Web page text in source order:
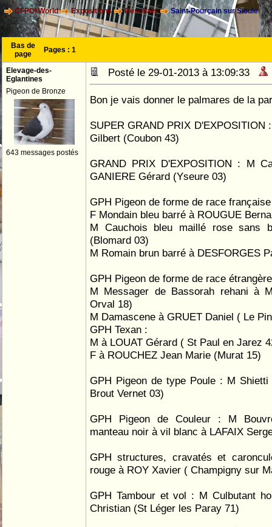
CFPOI World Expositions Résultats Saint-Pourçain sur Sioule
Bas de
page
Pages : 1
Elevage-des-
Eglantines
Pigeon de Bronze
643 messages postés
Posté le 29-01-2013 à 13:09:33
Bon je vais donner le palmares de la
SUPER GRAND PRIX D'EXPOSITION
Gilbert (Coubon 43)
GRAND PRIX D'EXPOSITION : M
GANIERE Gérard (Yseure 03)
GPH Pigeon de forme de race
F Mondain bleu barré à ROUGUE
M Cauchois bleu maillé rose sans
(Blomard 03)
M Romain brun barré à DESFORGES
GPH Pigeon de forme de race
M Messager de Bassorah rehani à
Orval 18)
M Damascene à GRUET Daniel ( Le
GPH Texan :
M à LOUAT Gérard ( St Paul en Jarez
F à ROUCHEZ Jean Marie (Murat 15)
GPH Pigeon de type Poule : M
Brout Vernet 03)
GPH Pigeon de Couleur : M
manteau noir à vil blanc à LAFAIX
GPH structures, cravatés et
rouge à ROY Xavier ( Champigny sur
GPH Tambour et vol : M Culbutant
Christian (St Léger les Paray 71)